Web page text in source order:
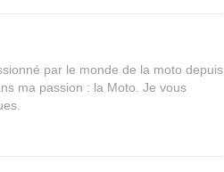
par le monde de la moto depuis
ma passion : la Moto. Je vous